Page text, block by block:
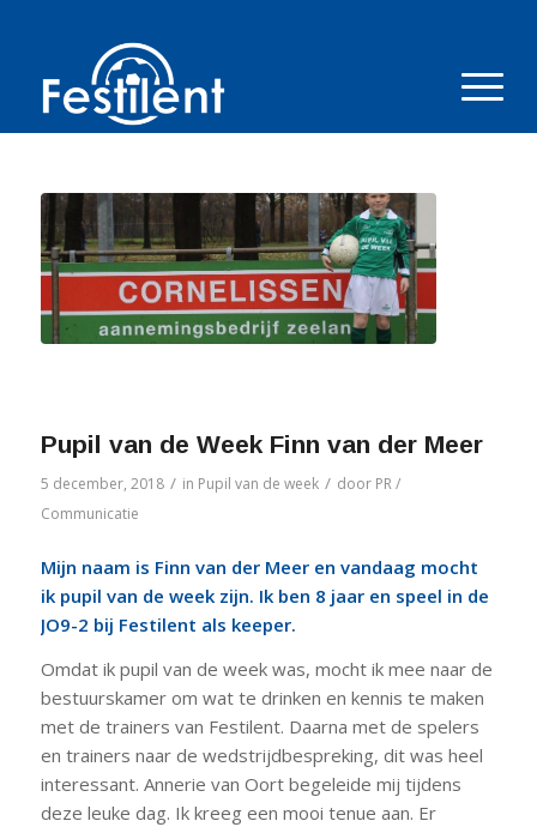
Pupil van de Week Finn van der Meer
5 december, 2018 / in Pupil van de week / door PR /
Communicatie
Mijn naam is Finn van der Meer en vandaag mocht
ik pupil van de week zijn. Ik ben 8 jaar en speel in de
JO9-2 bij Festilent als keeper.
Omdat ik pupil van de week was, mocht ik mee naar de
bestuurskamer om wat te drinken en kennis te maken
met de trainers van Festilent. Daarna met de spelers
en trainers naar de wedstrijdbespreking, dit was heel
interessant. Annerie van Oort begeleide mij tijdens
deze leuke dag. Ik kreeg een mooi tenue aan. Er